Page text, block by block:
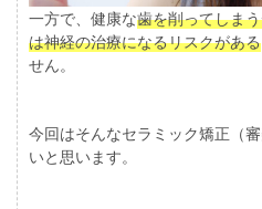
一方で、健康な歯を削ってしま
は神経の治療になるリスクがある
せん。
今回はそんなセラミック矯正（
いと思います。